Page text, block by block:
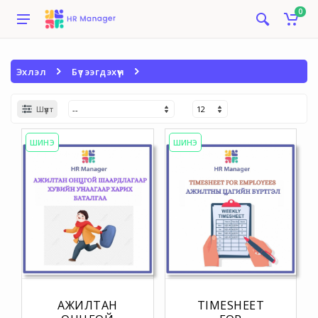
0
Эхлэл Бүтээгдэхүүн
Шүүлт
ШИНЭ
АЖИЛТАН
ШИНЭ
TIMESHEET